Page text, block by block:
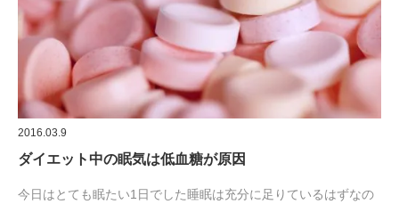
2016.03.9
ダイエット中の眠気は低血糖が原因
今日はとても眠たい1日でした睡眠は充分に足りているはずなの